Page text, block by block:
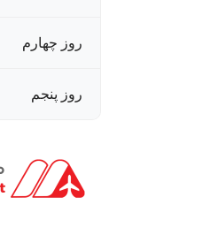
روز چهارم
روز پنجم